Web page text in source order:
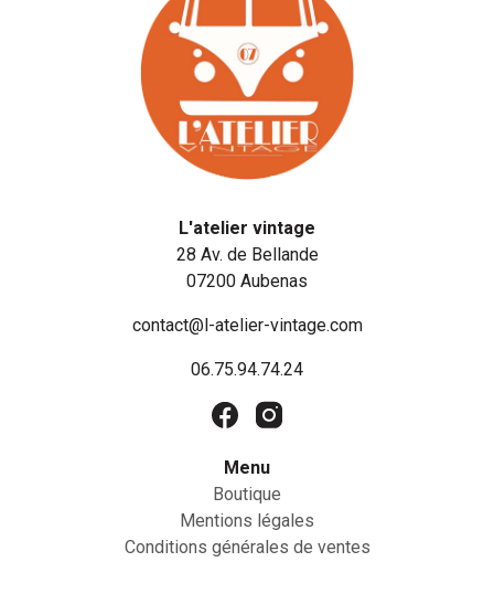
L'atelier vintage
28 Av. de Bellande
07200 Aubenas
contact@l-atelier-vintage.com
06.75.94.74.24
Menu
Boutique
Mentions légales
Conditions générales de ventes